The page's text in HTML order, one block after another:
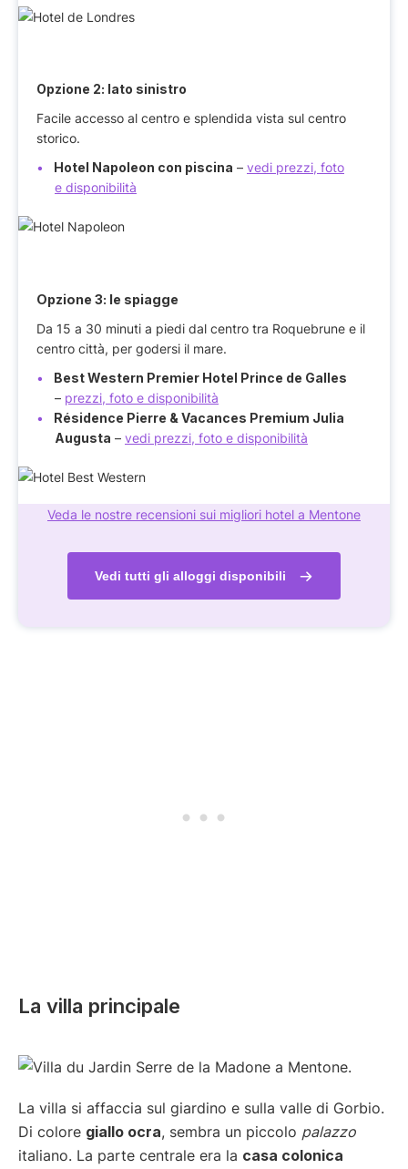
Opzione 2: lato sinistro
Facile accesso al centro e splendida vista sul centro
storico.
Hotel Napoleon con piscina – vedi prezzi, foto
e disponibilità
Opzione 3: le spiagge
Da 15 a 30 minuti a piedi dal centro tra Roquebrune e il
centro città, per godersi il mare.
Best Western Premier Hotel Prince de Galles
– prezzi, foto e disponibilità
Résidence Pierre & Vacances Premium Julia
Augusta – vedi prezzi, foto e disponibilità
Veda le nostre recensioni sui migliori hotel a Mentone
Vedi tutti gli alloggi disponibili
La villa principale
La villa si affaccia sul giardino e sulla valle di Gorbio.
Di colore giallo ocra, sembra un piccolo palazzo
italiano. La parte centrale era la casa colonica